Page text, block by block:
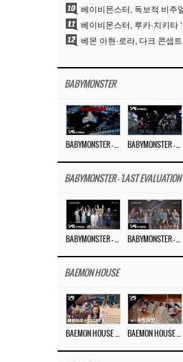
10
11
12
BABYMONSTER
BABYMONSTER – ‘MOON’ M/V BABYMONSTER – ‘MOON’ PERFORMANCE VIDEO
BABYMONSTER - 'LAST EVALUATION'
BABYMONSTER – ‘Last Evaluation’ EP.8 BABYMONSTER – ‘Last Evaluation’ EP.7
BAEMON HOUSE
BAEMON HOUSE EP.8 BAEMON HOUSE EP.7